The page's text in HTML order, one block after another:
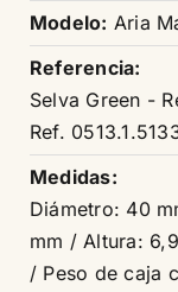
Modelo: Aria
Referencia:
Selva Green -
Ref.
Medidas:
Diámetro: 40
mm / Altura:
/ Peso de caja